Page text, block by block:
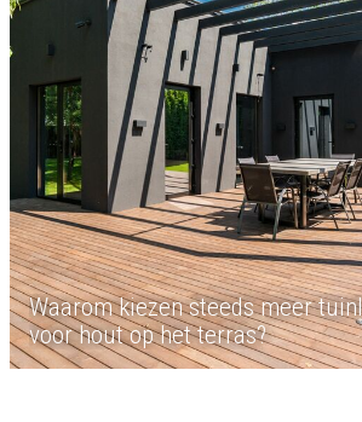
Waarom kiezen steeds meer
voor hout op het terras?